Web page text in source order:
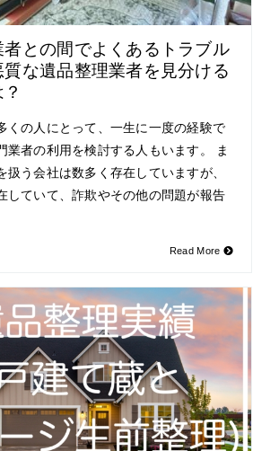
との間でよくあるトラブル
質な遺品整理業者を見分ける
くの人にとって、一生に一度の経験で
業者の利用を検討する人もいます。 ま
扱う会社は数多く存在していますが、
していて、詐欺やその他の問題が報告
Read More